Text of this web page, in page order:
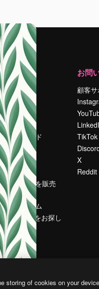
運営
料金
会社概要
Reviews
採用情報
検索トレンド
ブログ
イベント
Slidesgo
コンテンツを販売
する
プレスルーム
magnific.aiをお探し
ですか？
お問
顧客サ
TikTok
X
Reddit
storing of cookies on your